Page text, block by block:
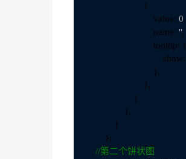
                        {
                            value:
0,
                            name:
'',
                            tooltip: {
                                show:
                            },
                        },
                    ]
                },
            ]
        };
//第二个饼状图